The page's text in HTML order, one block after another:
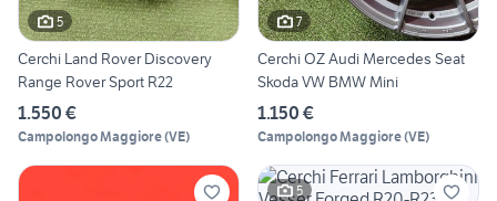
5
Cerchi Land Rover Discovery
Range Rover Sport R22
1.550 €
Campolongo Maggiore(VE)
7
Cerchi OZ Audi Mercedes Seat
Skoda VW BMW Mini
1.150 €
Campolongo Maggiore(VE)
5